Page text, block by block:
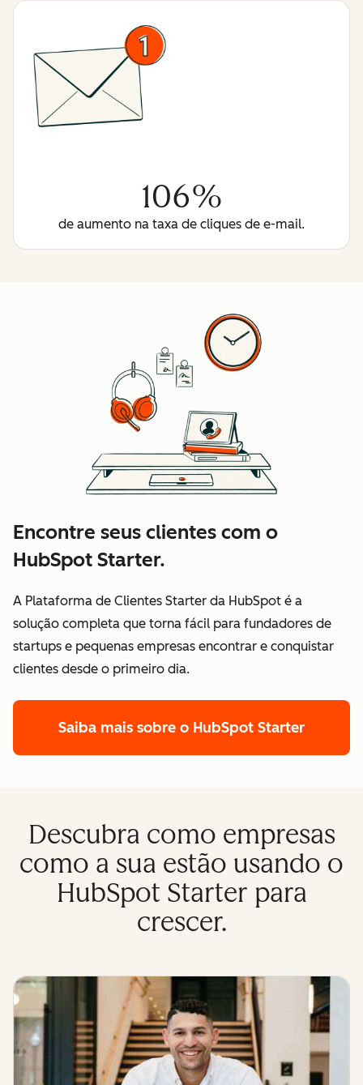
106%
de aumento na taxa de cliques de e-mail.
Encontre seus clientes com o
HubSpot Starter.
A Plataforma de Clientes Starter da HubSpot é a
solução completa que torna fácil para fundadores de
startups e pequenas empresas encontrar e conquistar
clientes desde o primeiro dia.
Saiba mais sobre o HubSpot Starter
Descubra como empresas
como a sua estão usando o
HubSpot Starter para
crescer.